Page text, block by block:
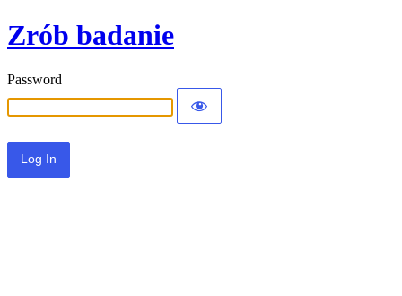
Zrób badanie
Password